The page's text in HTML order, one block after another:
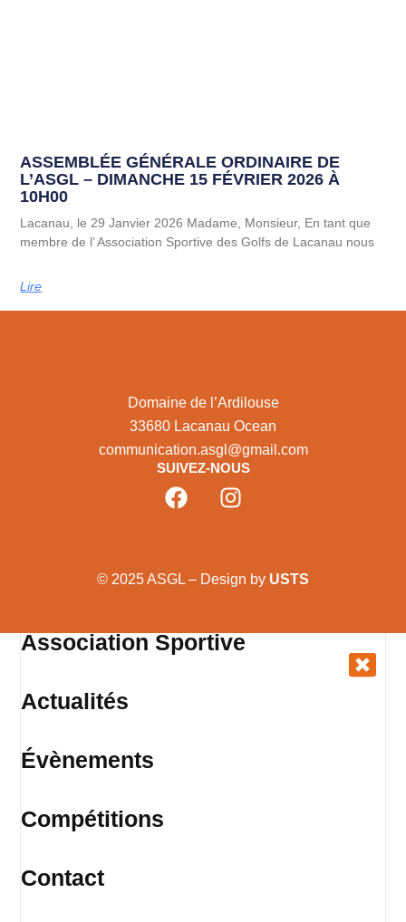
ASSEMBLÉE GÉNÉRALE ORDINAIRE DE
L’ASGL – DIMANCHE 15 FÉVRIER 2026 À
10H00
Lacanau, le 29 Janvier 2026 Madame, Monsieur, En tant que
membre de l’ Association Sportive des Golfs de Lacanau nous
Lire
Domaine de l’Ardilouse
33680 Lacanau Ocean
communication.asgl@gmail.com
SUIVEZ-NOUS
© 2025 ASGL – Design by USTS
Association Sportive
Actualités
Évènements
Compétitions
Contact